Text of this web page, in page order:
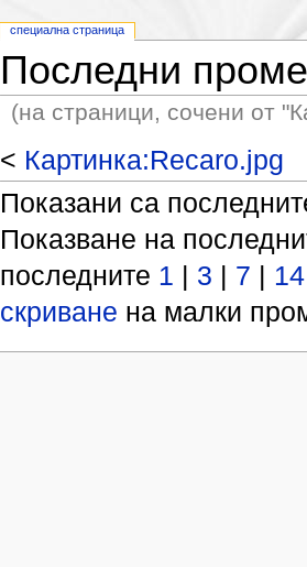
Последни
(на страници, сочени от
< Картинка:Recaro.jpg
Показани са
Показване на
последните 1 | 3 | 7 | 14
скриване на малки
специална страница